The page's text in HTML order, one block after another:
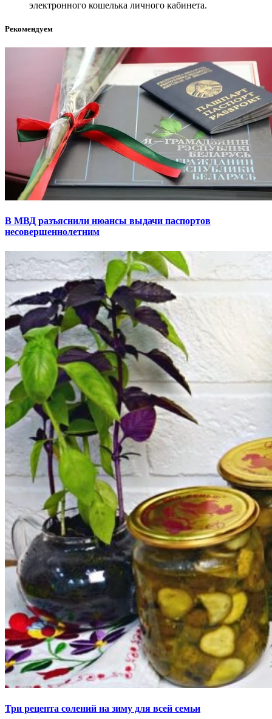
электронного кошелька личного кабинета.
Рекомендуем
В МВД разъяснили нюансы выдачи паспортов
несовершеннолетним
Три рецепта солений на зиму для всей семьи